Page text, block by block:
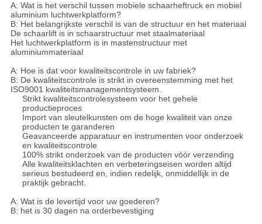
A: Wat is het verschil tussen mobiele schaarheftruck en mobiel
aluminium luchtwerkplatform?
B: Het belangrijkste verschil is van de structuur en het materiaal
De schaarlift is in schaarstructuur met staalmateriaal
Het luchtwerkplatform is in mastenstructuur met
aluminiummateriaal
A: Hoe is dat voor kwaliteitscontrole in uw fabriek?
B: De kwaliteitscontrole is strikt in overeenstemming met het
ISO9001 kwaliteitsmanagementsysteem.
Strikt kwaliteitscontrolesysteem voor het gehele
productieproces
Import van sleutelkunsten om de hoge kwaliteit van onze
producten te garanderen
Geavanceerde apparatuur en instrumenten voor onderzoek
en kwaliteitscontrole
100% strikt onderzoek van de producten vóór verzending
Alle kwaliteitsklachten en verbeteringseisen worden altijd
serieus bestudeerd en, indien redelijk, onmiddellijk in de
praktijk gebracht.
A: Wat is de levertijd voor uw goederen?
B: het is 30 dagen na orderbevestiging